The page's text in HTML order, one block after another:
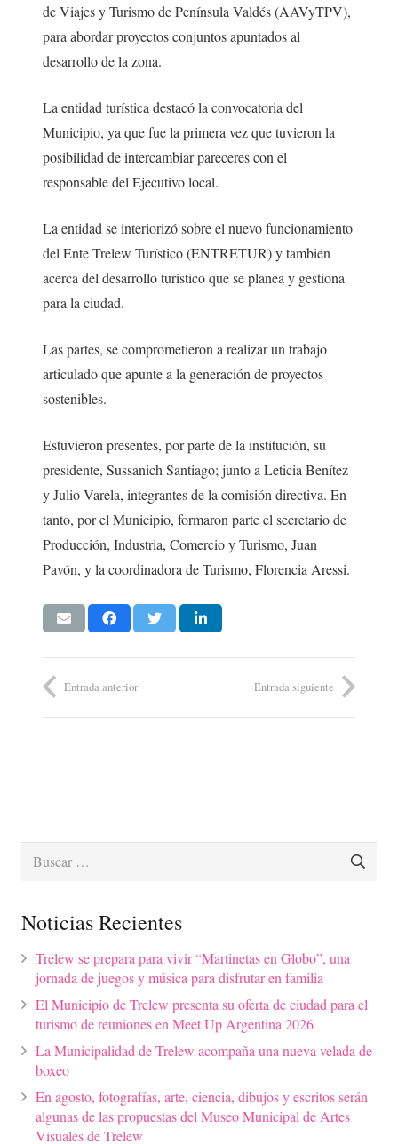
de Viajes y Turismo de Península Valdés (AAVyTPV),
para abordar proyectos conjuntos apuntados al
desarrollo de la zona.
La entidad turística destacó la convocatoria del
Municipio, ya que fue la primera vez que tuvieron la
posibilidad de intercambiar pareceres con el
responsable del Ejecutivo local.
La entidad se interiorizó sobre el nuevo funcionamiento
del Ente Trelew Turístico (ENTRETUR) y también
acerca del desarrollo turístico que se planea y gestiona
para la ciudad.
Las partes, se comprometieron a realizar un trabajo
articulado que apunte a la generación de proyectos
sostenibles.
Estuvieron presentes, por parte de la institución, su
presidente, Sussanich Santiago; junto a Leticia Benítez
y Julio Varela, integrantes de la comisión directiva. En
tanto, por el Municipio, formaron parte el secretario de
Producción, Industria, Comercio y Turismo, Juan
Pavón, y la coordinadora de Turismo, Florencia Aressi.
Entrada anterior Entrada siguiente
Buscar:
Noticias Recientes
Trelew se prepara para vivir “Martinetas en Globo”, una
jornada de juegos y música para disfrutar en familia
El Municipio de Trelew presenta su oferta de ciudad para el
turismo de reuniones en Meet Up Argentina 2026
La Municipalidad de Trelew acompaña una nueva velada de
boxeo
En agosto, fotografías, arte, ciencia, dibujos y escritos serán
algunas de las propuestas del Museo Municipal de Artes
Visuales de Trelew